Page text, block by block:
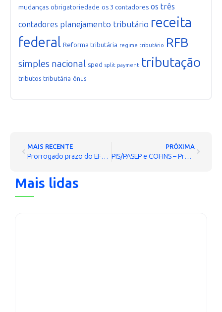
mudanças obrigatoriedade os 3 contadores os três
contadores planejamento tributário receita
federal Reforma tributária regime tributário RFB
simples nacional sped split payment tributação
tributos tributária ônus
MAIS RECENTE
Prorrogado prazo do EFD de Junho e Julho para empresas do Rio de Janeiro
PRÓXIMA
PIS/PASEP e COFINS – Procedimento Especial para Ressarcimento de Créditos
Mais lidas